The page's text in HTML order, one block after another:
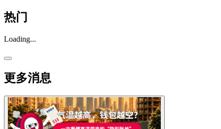
热门
Loading...
更多消息